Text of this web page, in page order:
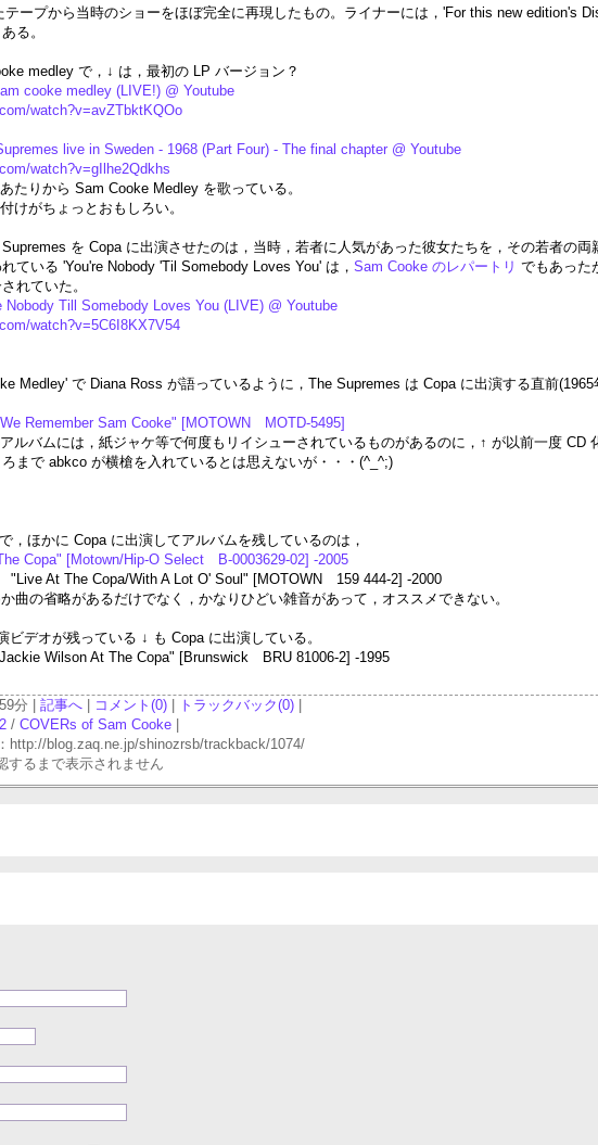
ープから当時のショーをほぼ完全に再現したもの。ライナーには，'For this new edition's
る。
medley で，↓ は，最初の LP バージョン？
cooke medley (LIVE!) @ Youtube
watch?v=avZTbktKQOo
live in Sweden - 1968 (Part Four) - The final chapter @ Youtube
watch?v=gIlhe2Qdkhs
たりから Sam Cooke Medley を歌っている。
けがちょっとおもしろい。
を Copa に出演させたのは，当時，若者に人気があった彼女たちを，その若者の両
ている 'You're Nobody 'Til Somebody Loves You' は， Sam Cooke のレパートリ でもあった
れていた。
Nobody Till Somebody Loves You (LIVE) @ Youtube
watch?v=5C6I8KX7V54
Medley' で Diana Ross が語っているように，The Supremes は Copa に出演する直前
Remember Sam Cooke" [MOTOWN MOTD-5495]
ルバムには，紙ジャケ等で何度もリイシューされているものがあるのに，↑ が以前一度 CD
まで abkco が横槍を入れているとは思えないが・・・(^_^;)
，ほかに Copa に出演してアルバムを残しているのは，
Copa" [Motown/Hip-O Select B-0003629-02] -2005
At The Copa/With A Lot O' Soul" [MOTOWN 159 444-2] -2000
曲の省略があるだけでなく，かなりひどい雑音があって，オススメできない。
ビデオが残っている ↓ も Copa に出演している。
Wilson At The Copa" [Brunswick BRU 81006-2] -1995
分 | 記事へ コメント(0) トラックバック(0)
/ COVERs of Sam Cooke
http://blog.zaq.ne.jp/shinozrsb/trackback/1074/
するまで表示されません